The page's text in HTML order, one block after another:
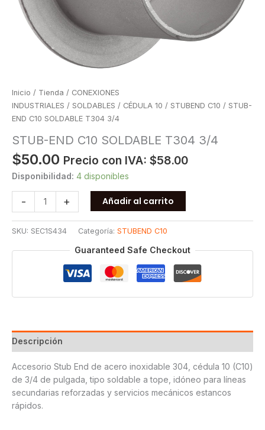
Inicio / Tienda / CONEXIONES
INDUSTRIALES / SOLDABLES / CÉDULA 10 / STUBEND C10 / STUB-
END C10 SOLDABLE T304 3/4
STUB-END C10 SOLDABLE T304 3/4
$50.00 Precio con IVA: $58.00
Disponibilidad: 4 disponibles
-
END
C10
SOLDABLE
T304
+ Añadir al carrito
SKU: SEC1S434 Categoría: STUBEND C10
Guaranteed Safe Checkout
Descripción
Accesorio Stub End de acero inoxidable 304, cédula 10 (C10)
de 3/4 de pulgada, tipo soldable a tope, idóneo para líneas
secundarias reforzadas y servicios mecánicos estancos
rápidos.